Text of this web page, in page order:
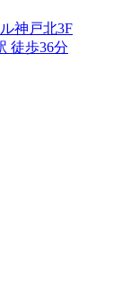
神戸北3F
徒歩36分